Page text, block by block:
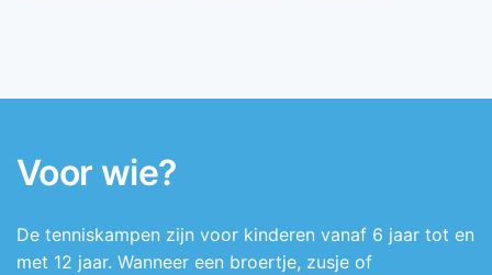
Voor wie?
De tenniskampen zijn voor kinderen vanaf 6 jaar tot en
met 12 jaar. Wanneer een broertje, zusje of